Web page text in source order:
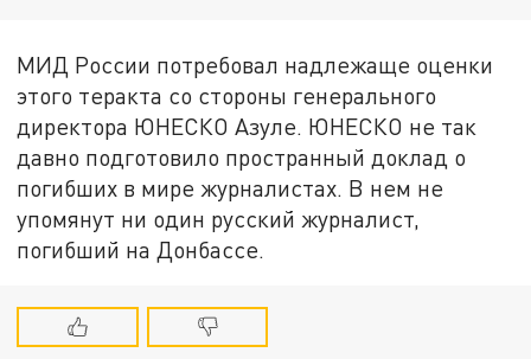
МИД России потребовал надлежаще оценки
этого теракта со стороны генерального
директора ЮНЕСКО Азуле. ЮНЕСКО не так
давно подготовило пространный доклад о
погибших в мире журналистах. В нем не
упомянут ни один русский журналист,
погибший на Донбассе.